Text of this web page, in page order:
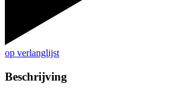
op verlanglijst
Beschrijving